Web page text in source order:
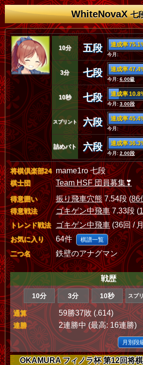
WhiteNovaX七
10分 五段 達成率
今月:
3分 七段 達成率
今月:6.00級
10秒 七段 達成率
今月: 3.00段
スプリント 六段 達成率
今月:
詰めバト 六段 達成率
今月:2.00段
将棋倶楽部24 mame1ro 七段
棋士団 Team HSF 団員募集❣
得意囲い 振り飛車穴熊7.54段 (86
得意戦法 ゴキゲン中飛車7.33段 (
トレンド戦法 ゴキゲン中飛車 (36回 /
お気に入り 64件 棋譜一覧
二つ名 鉄壁のアナグマン
戦歴
10分 3分 10秒 スプ
通算 59勝37敗 (.614)
連勝 2連勝中 (最高: 16連勝)
月別段
OKAMURA フィノラ杯 第12回将